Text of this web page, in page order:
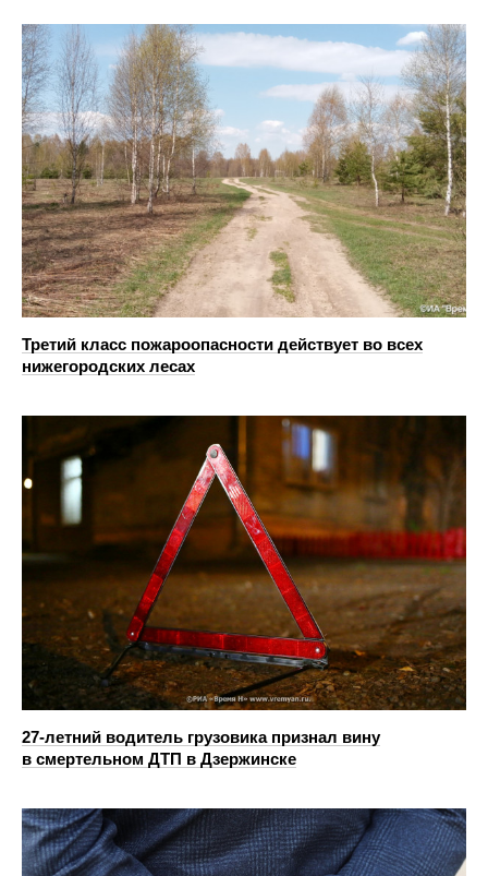
Третий класс пожароопасности действует во всех
нижегородских лесах
27-летний водитель грузовика признал вину
в смертельном ДТП в Дзержинске